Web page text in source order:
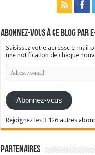
Abonnez-vous à ce blog par
Saisissez votre adresse e-mail
une notification de chaque
Adresse
e-
Abonnez-vous
Rejoignez les 3 126 autres
Partenaires